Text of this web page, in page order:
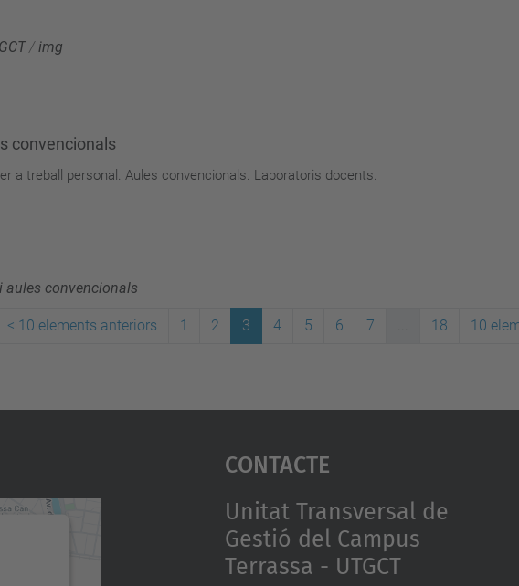
/img
convencionals
a treball personal. Aules convencionals. Laboratoris docents.
aules convencionals
< 10 elements anteriors 1 2 3 4 5 6 7 ... 18 10
Contacte
Unitat Transversal de
Gestió del Campus
Terrassa - UTGCT